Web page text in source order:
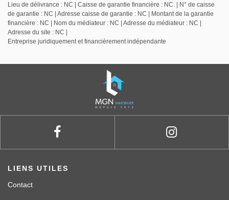
Lieu de délivrance : NC | Caisse de garantie financière : NC. | N° de caisse
de garantie : NC | Adresse caisse de garantie : NC | Montant de la garantie
financière : NC | Nom du médiateur : NC | Adresse du médiateur : NC |
Adresse du site : NC |
Entreprise juridiquement et financièrement indépendante
LIENS UTILES
Contact